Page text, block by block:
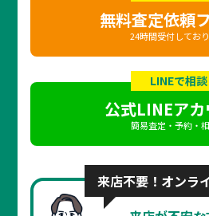
無料査定依頼
24時間受付してお
LINEで相談
公式LINEアカ
簡易査定・予約・
来店不要！オンラ